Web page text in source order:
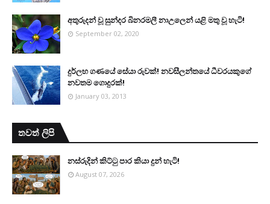
අතුරුදන් වූ සුන්දර බිනරමලී නාඋ‍ලෙන් යළි මතු වූ හැටි!
September 02, 2020
දුර්ලභ ගණයේ සේයා රුවක්! නවසීලන්තයේ ධීවරයකුගේ
නවතම ගොදුරක්!
January 03, 2013
තවත් ලිපි
නස්රුදින් කිට්ටු පාර කියා දුන් හැටි!
August 07, 2026